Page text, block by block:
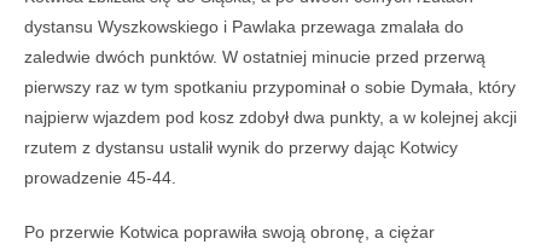
dystansu Wyszkowskiego i Pawlaka przewaga zmalała do
zaledwie dwóch punktów. W ostatniej minucie przed przerwą
pierwszy raz w tym spotkaniu przypominał o sobie Dymała, który
najpierw wjazdem pod kosz zdobył dwa punkty, a w kolejnej akcji
rzutem z dystansu ustalił wynik do przerwy dając Kotwicy
prowadzenie 45-44.
Po przerwie Kotwica poprawiła swoją obronę, a ciężar